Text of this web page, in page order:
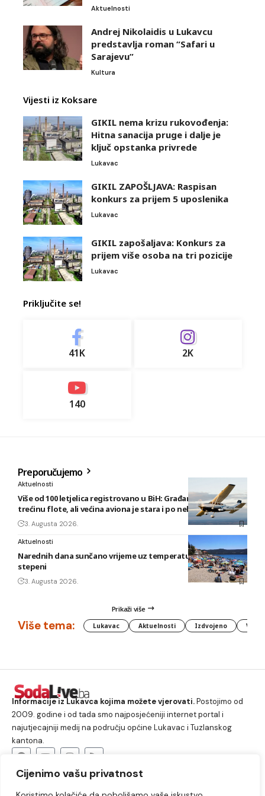
Cijenimo vašu privatnost
Aktuelnosti
Andrej Nikolaidis u Lukavcu
predstavlja roman “Safari u
Sarajevu”
Kultura
Vijesti iz Koksare
GIKIL nema krizu rukovođenja:
Hitna sanacija pruge i dalje je
ključ opstanka privrede
Lukavac
GIKIL ZAPOŠLJAVA: Raspisan
konkurs za prijem 5 uposlenika
Lukavac
GIKIL zapošaljava: Konkurs za
prijem više osoba na tri pozicije
Lukavac
Priključite se!
41K 2K
140
Preporučujemo
Aktuelnosti
Više od 100 letjelica registrovano u BiH: Građani posjeduju
trećinu flote, ali većina aviona je stara i po nekoliko decenija
3. Augusta 2026.
Aktuelnosti
Narednih dana sunčano vrijeme uz temperature do 40
stepeni
3. Augusta 2026.
Prikaži više
Više tema: Lukavac Aktuelnosti Izdvojeno
Informacije iz Lukavca kojima možete vjerovati.Postojimo od
2009. godine i od tada smo najposjećeniji internet portal i
najutjecajniji medij na području općine Lukavac i Tuzlanskog
kantona.